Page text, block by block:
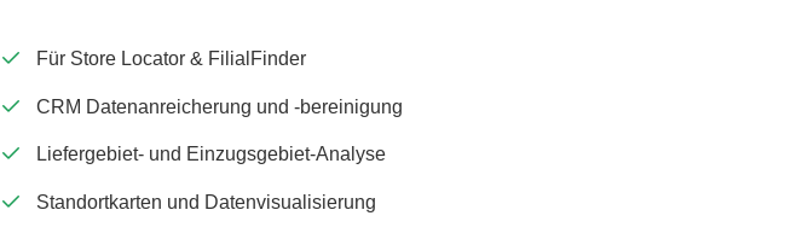
Für Store Locator & FilialFinder
CRM Datenanreicherung und -bereinigung
Liefergebiet- und Einzugsgebiet-Analyse
Standortkarten und Datenvisualisierung